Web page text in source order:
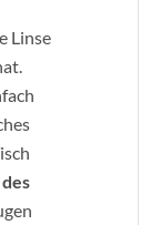
Linse